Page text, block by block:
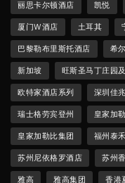
丽思卡尔顿酒店 凯悦
厦门W酒店 土耳其
巴黎勒布里斯托酒店 希
新加坡 旺斯圣马丁庄园
欧特家酒店系列 深圳佳
瑞士格劳宾登州 皇家加
皇家加勒比集团 福州泰
苏州尼依格罗酒店 苏州
雅高 雅高集团 香港